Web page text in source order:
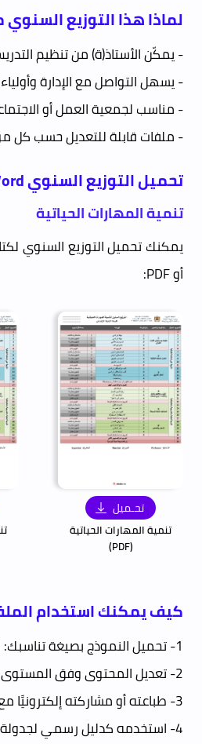
لماذا هذا التوزيع
- يمكّن الأستاذ(ة) من تنظيم
- يسهل التواصل مع الإدارة
- مناسب لجمعية العمل أو
- ملفات قابلة للتعديل حسب كل
تحميل التوزيع السنوي Word و PDF
تنمية المهارات الحياتية
أو PDF:
تحـميل
تنمية المهارات الحياتية
(PDF)
كيف يمكنك استخدام
1- تحميل النموذج بصيغة تناسبك: Word للتعديل، PDF للطباعة.
2- تعديل المحتوى وفق المستوى والمراجع الخاصة بك.
3- طباعته أو مشاركته إلكترونيًا مع الزملاء المدرسين أو الإدارة.
4- استخدمه كدليل رسمي لجدولة دروسك على مدار السنة الدراسية.